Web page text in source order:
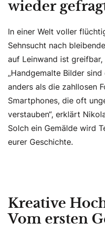
wieder
In einer Welt voller
Sehnsucht nach
auf Leinwand ist
„Handgemalte Bilder
anders als die zahllosen
Smartphones, die oft
verstauben“, erklärt
Solch ein Gemälde wird
eurer Geschichte.
Kreative
Vom ersten